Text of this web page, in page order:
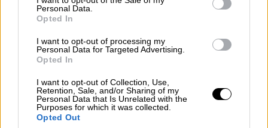
Personal Data.
Opted In
I want to opt-out of processing my
Personal Data for Targeted Advertising.
Opted In
I want to opt-out of Collection, Use,
Retention, Sale, and/or Sharing of my
Personal Data that Is Unrelated with the
Purposes for which it was collected.
Opted Out
της Ρωσίας στον αέρα αυξάνεται σε
Είπε ότι η "ανατολική φρουρά" θα
συμμάχους, συμπεριλαμβανομένης της
Δανίας, της Γαλλίας, τουΗνωμένου
Βασιλείου, της Γερμανίας και άλλων.